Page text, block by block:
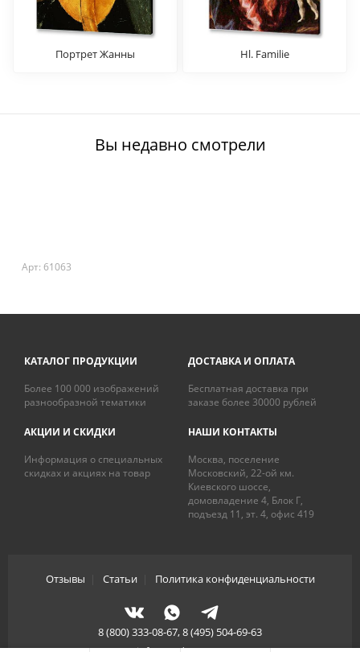
Портрет Жанны Hl. Familie
Вы недавно смотрели
Арт: 61063
КАТАЛОГ ПРОДУКЦИИ
Более 100 000 изображений
разнообразной тематики
ДОСТАВКА И ОПЛАТА
Бесплатная доставка при
заказе более 30000 рублей
АКЦИИ И СКИДКИ
Информация о специальных
скидках и акциях на товар
НАШИ КОНТАКТЫ
Москва, поселение
Московский, 22-ой км.
Киевского шоссе,
домовладение 4, Блок Г,
подъезд 11, эт. 4, офис 419
Отзывы Статьи| Политика конфиденциальности
8 (800) 333-08-67, 8 (495) 504-69-63